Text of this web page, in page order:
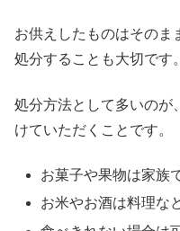
お供えしたものはそのま
処分することも大切です。
処分方法として多いのが
けていただくことです。
お菓子や果物は家族
お米やお酒は料理な